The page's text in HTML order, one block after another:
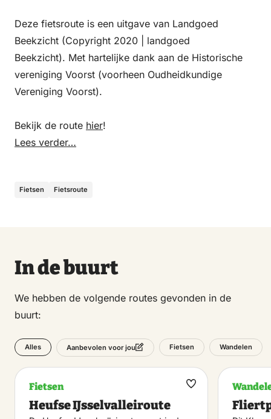
Deze fietsroute is een uitgave van Landgoed
Beekzicht (Copyright 2020 | landgoed
Beekzicht). Met hartelijke dank aan de Historische
vereniging Voorst (voorheen Oudheidkundige
Vereniging Voorst).
Bekijk de route hier!
Lees verder…
Fietsen Fietsroute
In de buurt
We hebben de volgende routes gevonden in de
buurt:
Alles Aanbevolen voor jou Fietsen Wandelen
Fietsen
Heufse IJsselvalleiroute
Maak